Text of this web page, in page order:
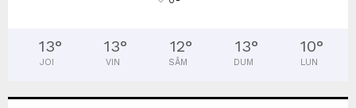
13°
JOI
13°
VIN
12°
SÂM
13°
DUM
10°
LUN